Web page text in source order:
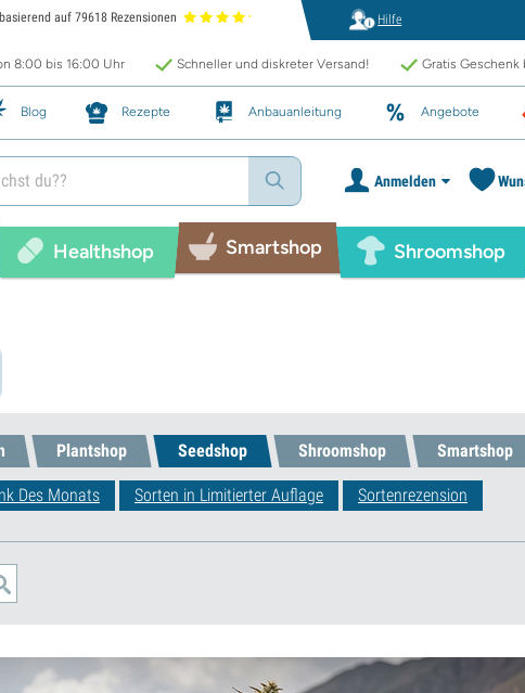
auf 79618 Rezensionen Hilfe
8:00 bis 16:00 Uhr Schneller und diskreter Versand! Gratis
Blog Rezepte Anbauanleitung Angebote
Anmelden
Healthshop Smartshop Shroomshop
Plantshop Seedshop Shroomshop Smartshop
Des Monats Sorten in Limitierter Auflage Sortenrezension